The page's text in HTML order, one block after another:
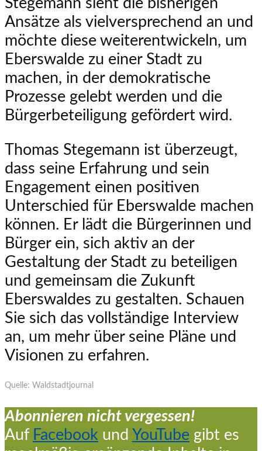
Stegemann sieht die bisherigen
Ansätze als vielversprechend an und
möchte diese weiterentwickeln, um
Eberswalde zu einer Stadt zu
machen, in der demokratische
Prozesse gelebt werden und die
Bürgerbeteiligung gefördert wird.
Thomas Stegemann ist überzeugt,
dass seine Erfahrung und sein
Engagement einen positiven
Unterschied für Eberswalde machen
können. Er lädt die Bürgerinnen und
Bürger ein, sich aktiv an der
Gestaltung der Stadt zu beteiligen
und gemeinsam die Zukunft
Eberswaldes zu gestalten. Schauen
Sie sich das vollständige Interview
an, um mehr über seine Pläne und
Visionen zu erfahren.
Quelle: Waldstadtjournal
Abonnieren nicht vergessen!
Auf Facebook und YouTube gibt es